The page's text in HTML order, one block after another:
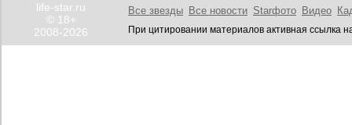
life-star.ru
© 18+
2008-2026
Все звезды Все новости Starфото Видео
При цитировании материалов активная ссылка